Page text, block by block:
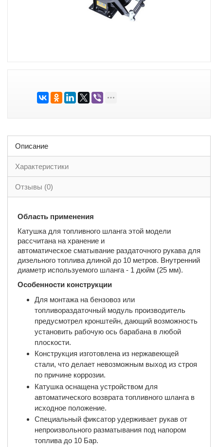
Описание
Характеристики
Отзывы (0)
Область применения
Катушка для топливного шланга этой модели
рассчитана на хранение и
автоматическое сматывание раздаточного рукава для
дизельного топлива длиной до 10 метров. Внутренний
диаметр используемого шланга - 1 дюйм (25 мм).
Особенности конструкции
Для монтажа на бензовоз или
топливораздаточный модуль производитель
предусмотрел кронштейн, дающий возможность
установить рабочую ось барабана в любой
плоскости.
Конструкция изготовлена из нержавеющей
стали, что делает невозможным выход из строя
по причине коррозии.
Катушка оснащена устройством для
автоматического возврата топливного шланга в
исходное положение.
Специальный фиксатор удерживает рукав от
непроизвольного разматывания под напором
топлива до 10 Бар.​